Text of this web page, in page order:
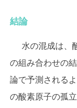
結論
水の混成は、
の組み合わせの
論で予測される
の酸素原子の孤